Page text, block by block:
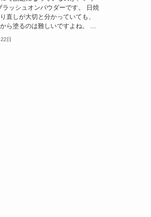
ラッシュオンパウダーです。 日焼
直しが大切と分かっていても、
ら塗るのは難しいですよね。 ...
日